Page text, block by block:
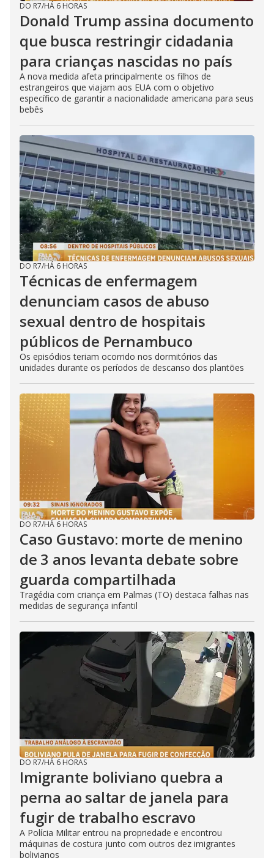
DO R7/HÁ 6 HORAS
Donald Trump assina documento
que busca restringir cidadania
para crianças nascidas no país
A nova medida afeta principalmente os filhos de
estrangeiros que viajam aos EUA com o objetivo
específico de garantir a nacionalidade americana para seus
bebês
DO R7/HÁ 6 HORAS
Técnicas de enfermagem
denunciam casos de abuso
sexual dentro de hospitais
públicos de Pernambuco
Os episódios teriam ocorrido nos dormitórios das
unidades durante os períodos de descanso dos plantões
DO R7/HÁ 6 HORAS
Caso Gustavo: morte de menino
de 3 anos levanta debate sobre
guarda compartilhada
Tragédia com criança em Palmas (TO) destaca falhas nas
medidas de segurança infantil
DO R7/HÁ 6 HORAS
Imigrante boliviano quebra a
perna ao saltar de janela para
fugir de trabalho escravo
A Polícia Militar entrou na propriedade e encontrou
máquinas de costura junto com outros dez imigrantes
bolivianos